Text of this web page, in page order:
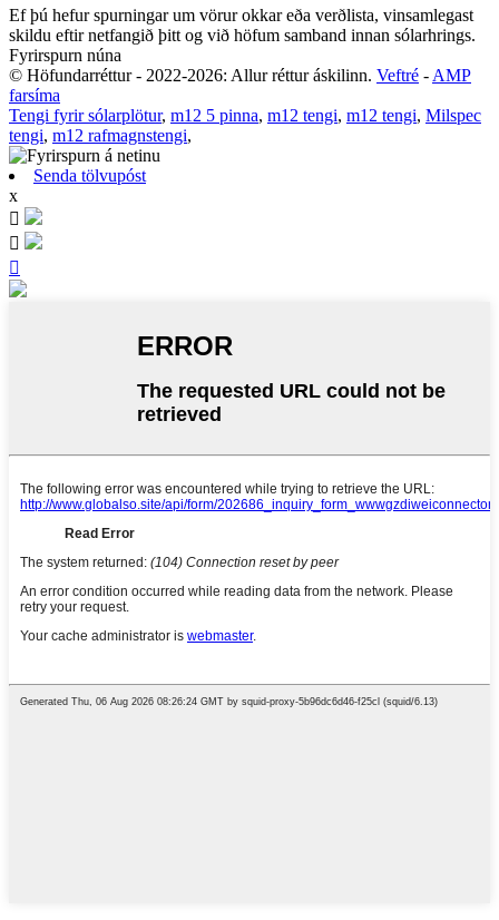
Ef þú hefur spurningar um vörur okkar eða verðlista, vinsamlegast
skildu eftir netfangið þitt og við höfum samband innan sólarhrings.
Fyrirspurn núna
© Höfundarréttur - 2022-2026: Allur réttur áskilinn. Veftré -AMP
farsíma
Tengi fyrir sólarplötur, m12 5 pinna, m12 tengi, m12 tengi, Milspec
tengi, m12 rafmagnstengi,
Senda tölvupóst
x


